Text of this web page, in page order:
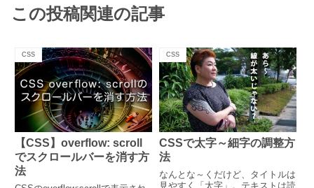
この投稿関連の記事
CSS
【CSS】overflow: scroll
でスクロールバーを消す方
法
CSS
CSSで太字～細字の調整方
法
なんとな～くだけど、タイトルは
見やすく「太字」。テキストは読